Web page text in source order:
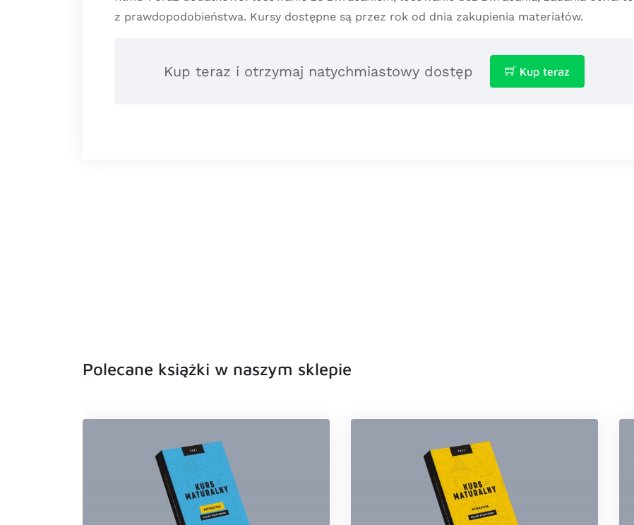
z prawdopodobieństwa. Kursy dostępne są przez rok od dnia zakupienia materiałów.
Kup teraz i otrzymaj natychmiastowy dostęp Kup teraz
Polecane książki w naszym sklepie